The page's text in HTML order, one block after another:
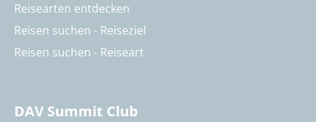
Reisearten entdecken
Reisen suchen - Reiseziel
Reisen suchen - Reiseart
DAV Summit Club